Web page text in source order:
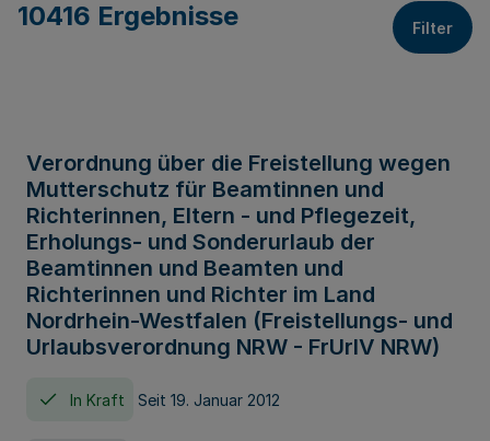
10416 Ergebnisse Filter
Verordnung über die Freistellung wegen
Mutterschutz für Beamtinnen und
Richterinnen, Eltern - und Pflegezeit,
Erholungs- und Sonderurlaub der
Beamtinnen und Beamten und
Richterinnen und Richter im Land
Nordrhein-Westfalen (Freistellungs- und
Urlaubsverordnung NRW - FrUrlV NRW)
In Kraft Seit 19. Januar 2012